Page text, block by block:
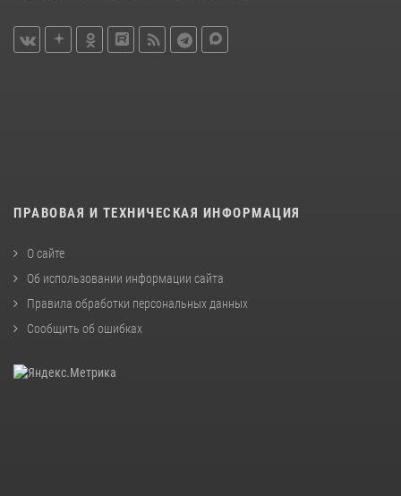
ПРАВОВАЯ И ТЕХНИЧЕСКАЯ ИНФОРМАЦИЯ
О сайте
Об использовании информации сайта
Правила обработки персональных данных
Сообщить об ошибках